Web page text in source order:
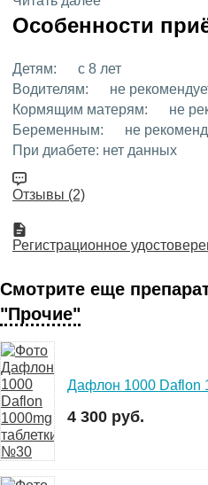
Особенности
Детям:
с 8 лет
Водителям:
не
Кормящим матерям:
не
Беременным:
не
При диабете: нет данных
Отзывы (2)
Регистрационное
Смотрите еще
"Прочие"
Дафлон 1000 Daflon
4 300 руб.